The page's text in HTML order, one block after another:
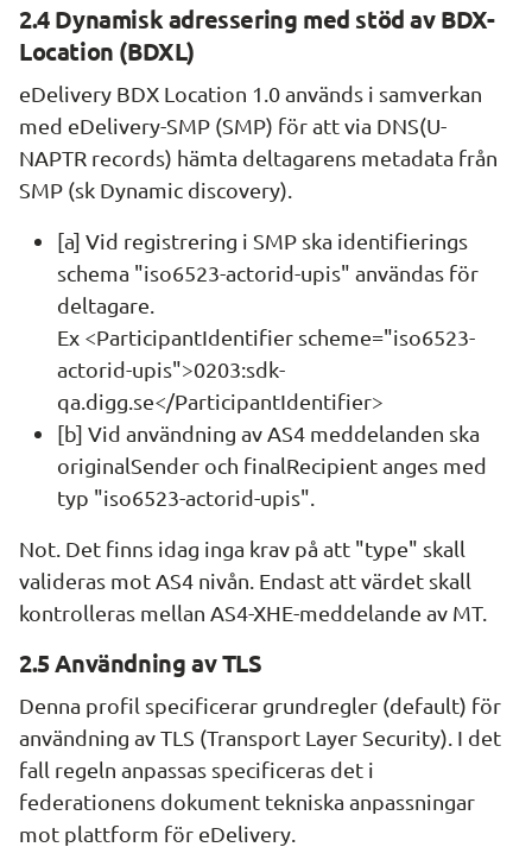
2.4 Dynamisk adressering med stöd av BDX-
Location (BDXL)
eDelivery BDX Location 1.0 används i samverkan
med eDelivery-SMP (SMP) för att via DNS(U-
NAPTR records) hämta deltagarens metadata från
SMP (sk Dynamic discovery).
[a] Vid registrering i SMP ska identifierings
schema "iso6523-actorid-upis" användas för
deltagare.
Ex <ParticipantIdentifier scheme="iso6523-
actorid-upis">0203:sdk-
qa.digg.se</ParticipantIdentifier>
[b] Vid användning av AS4 meddelanden ska
originalSender och finalRecipient anges med
typ "iso6523-actorid-upis".
Not. Det finns idag inga krav på att "type" skall
valideras mot AS4 nivån. Endast att värdet skall
kontrolleras mellan AS4-XHE-meddelande av MT.
2.5 Användning av TLS
Denna profil specificerar grundregler (default) för
användning av TLS (Transport Layer Security). I det
fall regeln anpassas specificeras det i
federationens dokument tekniska anpassningar
mot plattform för eDelivery.